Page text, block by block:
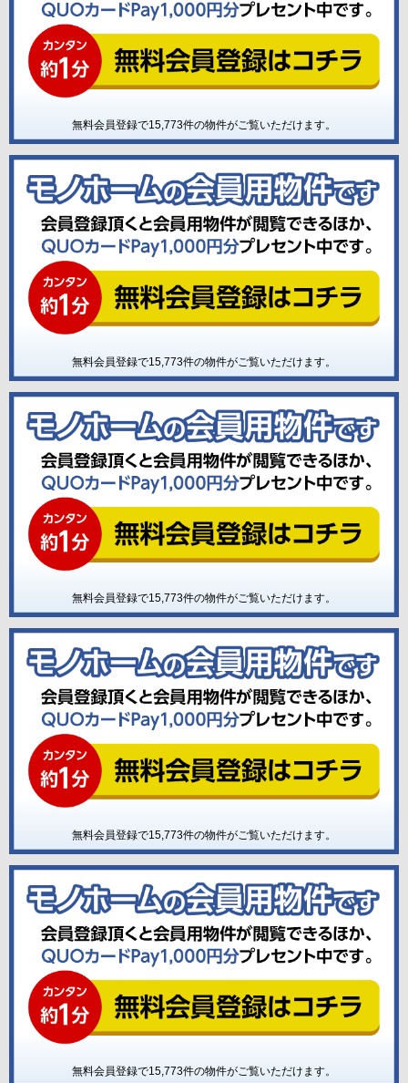
無料会員登録で15,773件の物件がご覧いただけます。
無料会員登録で15,773件の物件がご覧いただけます。
無料会員登録で15,773件の物件がご覧いただけます。
無料会員登録で15,773件の物件がご覧いただけます。
無料会員登録で15,773件の物件がご覧いただけます。